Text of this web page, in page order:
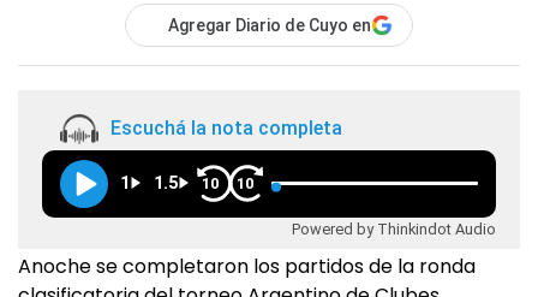
Agregar Diario de Cuyo en
Escuchá la nota completa
1 1.5 10 10
Powered by Thinkindot Audio
Anoche se completaron los partidos de la ronda